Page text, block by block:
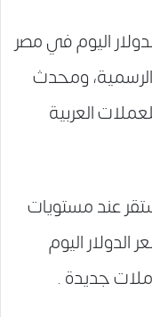
اليوم في مصر
ومحدث
العربية
عند مستويات
اليوم
جديدة .